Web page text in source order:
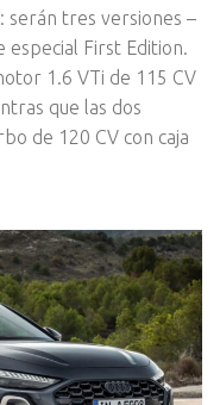
serán tres versiones –
especial First Edition.
1.6 VTi de 115 CV
que las dos
de 120 CV con caja